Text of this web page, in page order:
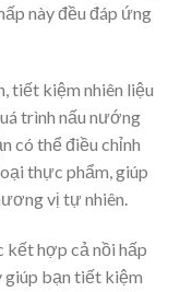
này đều đáp ứng
tiết kiệm nhiên liệu
trình nấu nướng
có thể điều chỉnh
thực phẩm, giúp
vị tự nhiên.
kết hợp cả nồi hấp
giúp bạn tiết kiệm